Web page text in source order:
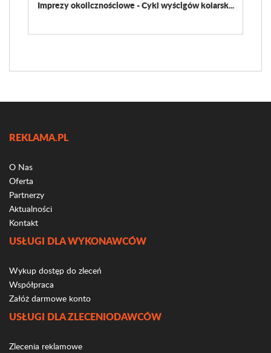
Imprezy okolicznościowe - Cykl wyścigów kolarsk...
REKLAMA.PL
O Nas
Oferta
Partnerzy
Aktualności
Kontakt
USŁUGI DLA WYKONAWCÓW
Wykup dostęp do zleceń
Współpraca
Załóż darmowe konto
USŁUGI DLA ZLECENIODAWCÓW
Zlecenia reklamowe